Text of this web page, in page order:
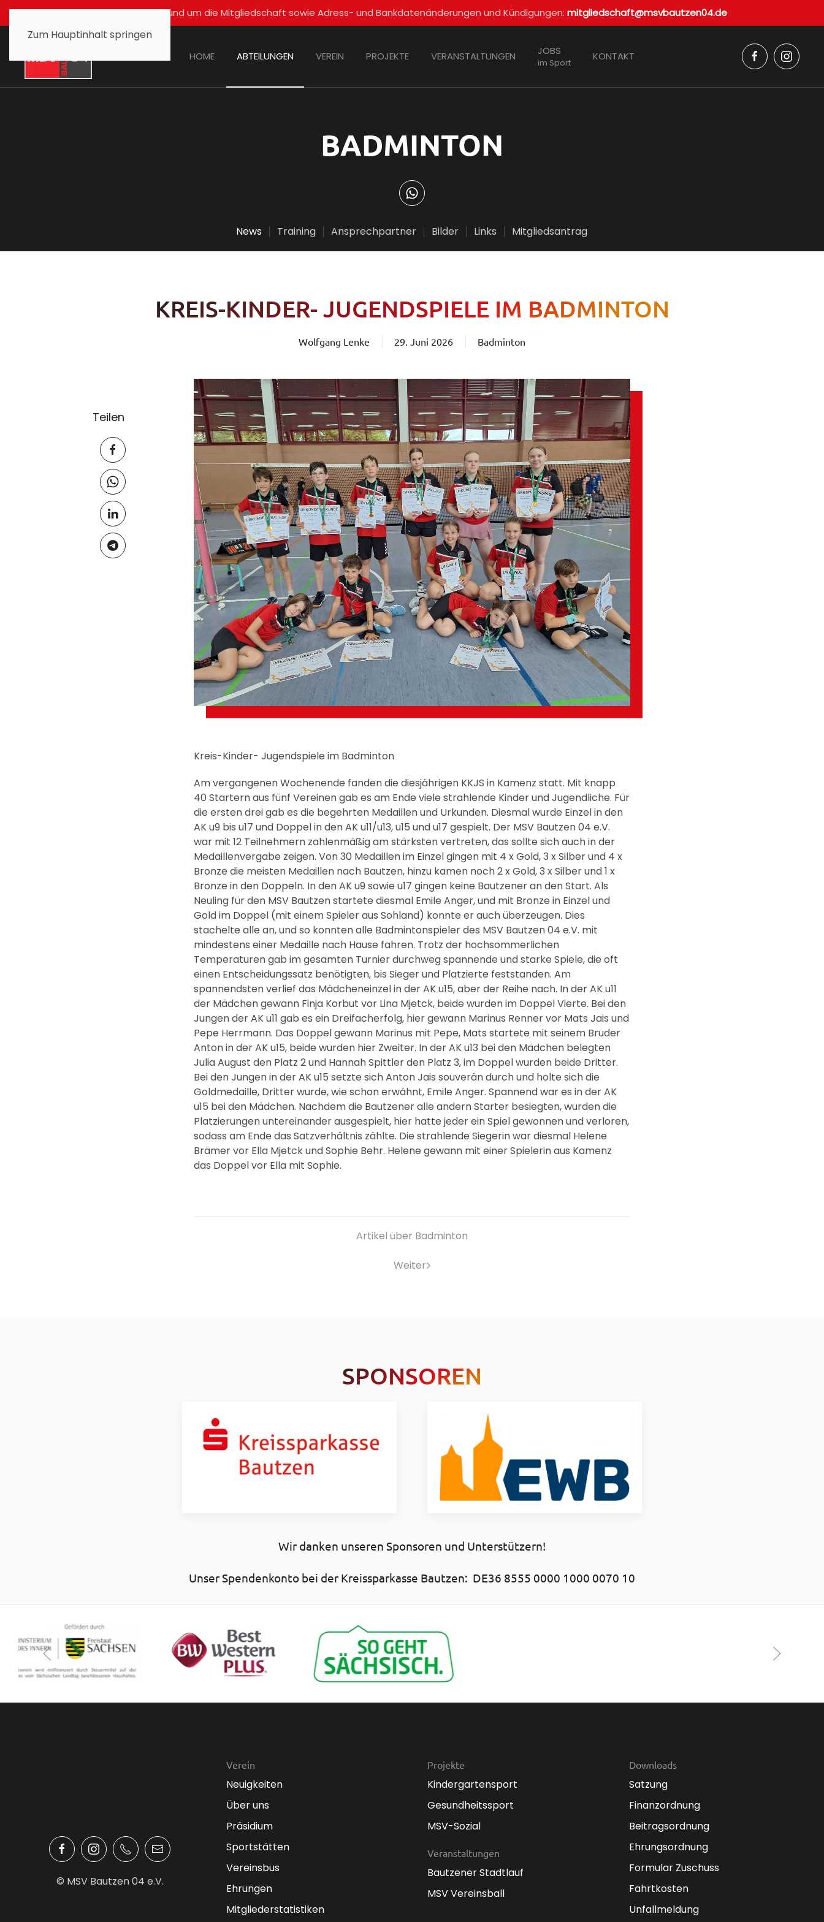
Zum Hauptinhalt springen
Für alle Fragen rund um die Mitgliedschaft sowie Adress- und Bankdatenänderungen und Kündigungen: mitgliedschaft@msvbautzen04.de
HOME ABTEILUNGEN VEREIN PROJEKTE VERANSTALTUNGEN JOBS
im Sport
KONTAKT
BADMINTON
News Training Ansprechpartner Bilder Links Mitgliedsantrag
KREIS-KINDER- JUGENDSPIELE IM BADMINTON
Wolfgang Lenke 29. Juni 2026 Badminton
Teilen
Kreis-Kinder- Jugendspiele im Badminton
Am vergangenen Wochenende fanden die diesjährigen KKJS in Kamenz statt. Mit knapp
40 Startern aus fünf Vereinen gab es am Ende viele strahlende Kinder und Jugendliche. Für
die ersten drei gab es die begehrten Medaillen und Urkunden. Diesmal wurde Einzel in den
AK u9 bis u17 und Doppel in den AK u11/u13, u15 und u17 gespielt. Der MSV Bautzen 04 e.V.
war mit 12 Teilnehmern zahlenmäßig am stärksten vertreten, das sollte sich auch in der
Medaillenvergabe zeigen. Von 30 Medaillen im Einzel gingen mit 4 x Gold, 3 x Silber und 4 x
Bronze die meisten Medaillen nach Bautzen, hinzu kamen noch 2 x Gold, 3 x Silber und 1 x
Bronze in den Doppeln. In den AK u9 sowie u17 gingen keine Bautzener an den Start. Als
Neuling für den MSV Bautzen startete diesmal Emile Anger, und mit Bronze in Einzel und
Gold im Doppel (mit einem Spieler aus Sohland) konnte er auch überzeugen. Dies
stachelte alle an, und so konnten alle Badmintonspieler des MSV Bautzen 04 e.V. mit
mindestens einer Medaille nach Hause fahren. Trotz der hochsommerlichen
Temperaturen gab im gesamten Turnier durchweg spannende und starke Spiele, die oft
einen Entscheidungssatz benötigten, bis Sieger und Platzierte feststanden. Am
spannendsten verlief das Mädcheneinzel in der AK u15, aber der Reihe nach. In der AK u11
der Mädchen gewann Finja Korbut vor Lina Mjetck, beide wurden im Doppel Vierte. Bei den
Jungen der AK u11 gab es ein Dreifacherfolg, hier gewann Marinus Renner vor Mats Jais und
Pepe Herrmann. Das Doppel gewann Marinus mit Pepe, Mats startete mit seinem Bruder
Anton in der AK u15, beide wurden hier Zweiter. In der AK u13 bei den Mädchen belegten
Julia August den Platz 2 und Hannah Spittler den Platz 3, im Doppel wurden beide Dritter.
Bei den Jungen in der AK u15 setzte sich Anton Jais souverän durch und holte sich die
Goldmedaille, Dritter wurde, wie schon erwähnt, Emile Anger. Spannend war es in der AK
u15 bei den Mädchen. Nachdem die Bautzener alle andern Starter besiegten, wurden die
Platzierungen untereinander ausgespielt, hier hatte jeder ein Spiel gewonnen und verloren,
sodass am Ende das Satzverhältnis zählte. Die strahlende Siegerin war diesmal Helene
Brämer vor Ella Mjetck und Sophie Behr. Helene gewann mit einer Spielerin aus Kamenz
das Doppel vor Ella mit Sophie.
Artikel über Badminton
Weiter
SPONSOREN
Wir danken unseren Sponsoren und Unterstützern!
Unser Spendenkonto bei der Kreissparkasse Bautzen: DE36 8555 0000 1000 0070 10
Verein
Neuigkeiten
Über uns
Präsidium
Sportstätten
Vereinsbus
Ehrungen
Mitgliederstatistiken
Projekte
Kindergartensport
Gesundheitssport
MSV-Sozial
Veranstaltungen
Bautzener Stadtlauf
MSV Vereinsball
Downloads
Satzung
Finanzordnung
Beitragsordnung
Ehrungsordnung
Formular Zuschuss
Fahrtkosten
Unfallmeldung
© MSV Bautzen 04 e.V.